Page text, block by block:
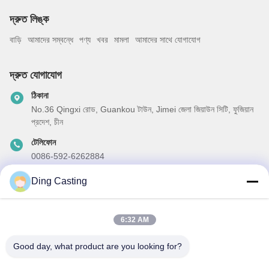
দ্রুত লিঙ্ক
বাড়ি আমাদের সম্বন্ধে পণ্য খবর মামলা আমাদের সাথে যোগাযোগ
দ্রুত যোগাযোগ
ঠিকানা
No.36 Qingxi রোড, Guankou টাউন, Jimei জেলা জিয়াউন সিটি, ফুজিয়ান
প্রদেশ, চীন
টেলিফোন
0086-592-6262884
ই-মেইল
আমাদের নিউজলেটার
Ding Casting
6:32 AM
Good day, what product are you looking for?